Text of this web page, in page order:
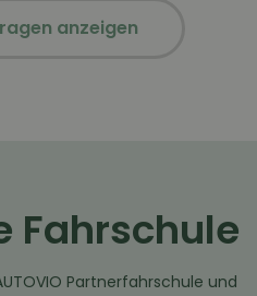
anzeigen
Fahrschule
Partnerfahrschule und